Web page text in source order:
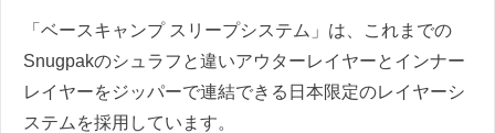
「ベースキャンプ スリープシステム」は、これまでの
Snugpakのシュラフと違いアウターレイヤーとインナー
レイヤーをジッパーで連結できる日本限定のレイヤーシ
ステムを採用しています。